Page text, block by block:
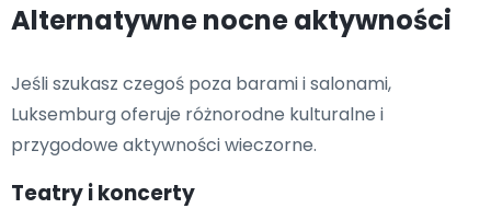
Alternatywne nocne aktywności
Jeśli szukasz czegoś poza barami i salonami,
Luksemburg oferuje różnorodne kulturalne i
przygodowe aktywności wieczorne.
Teatry i koncerty